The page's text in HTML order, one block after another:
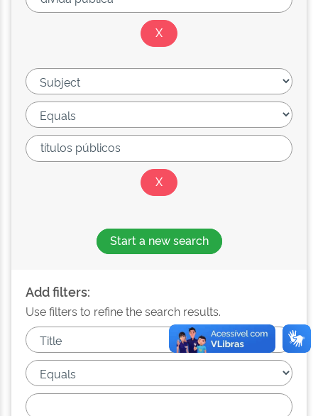
Start a new search
Add filters:
Use filters to refine the search results.